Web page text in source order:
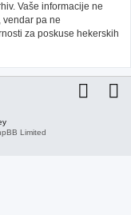
Vaše informacije ne
pa ne
za poskuse hekerskih
Limited